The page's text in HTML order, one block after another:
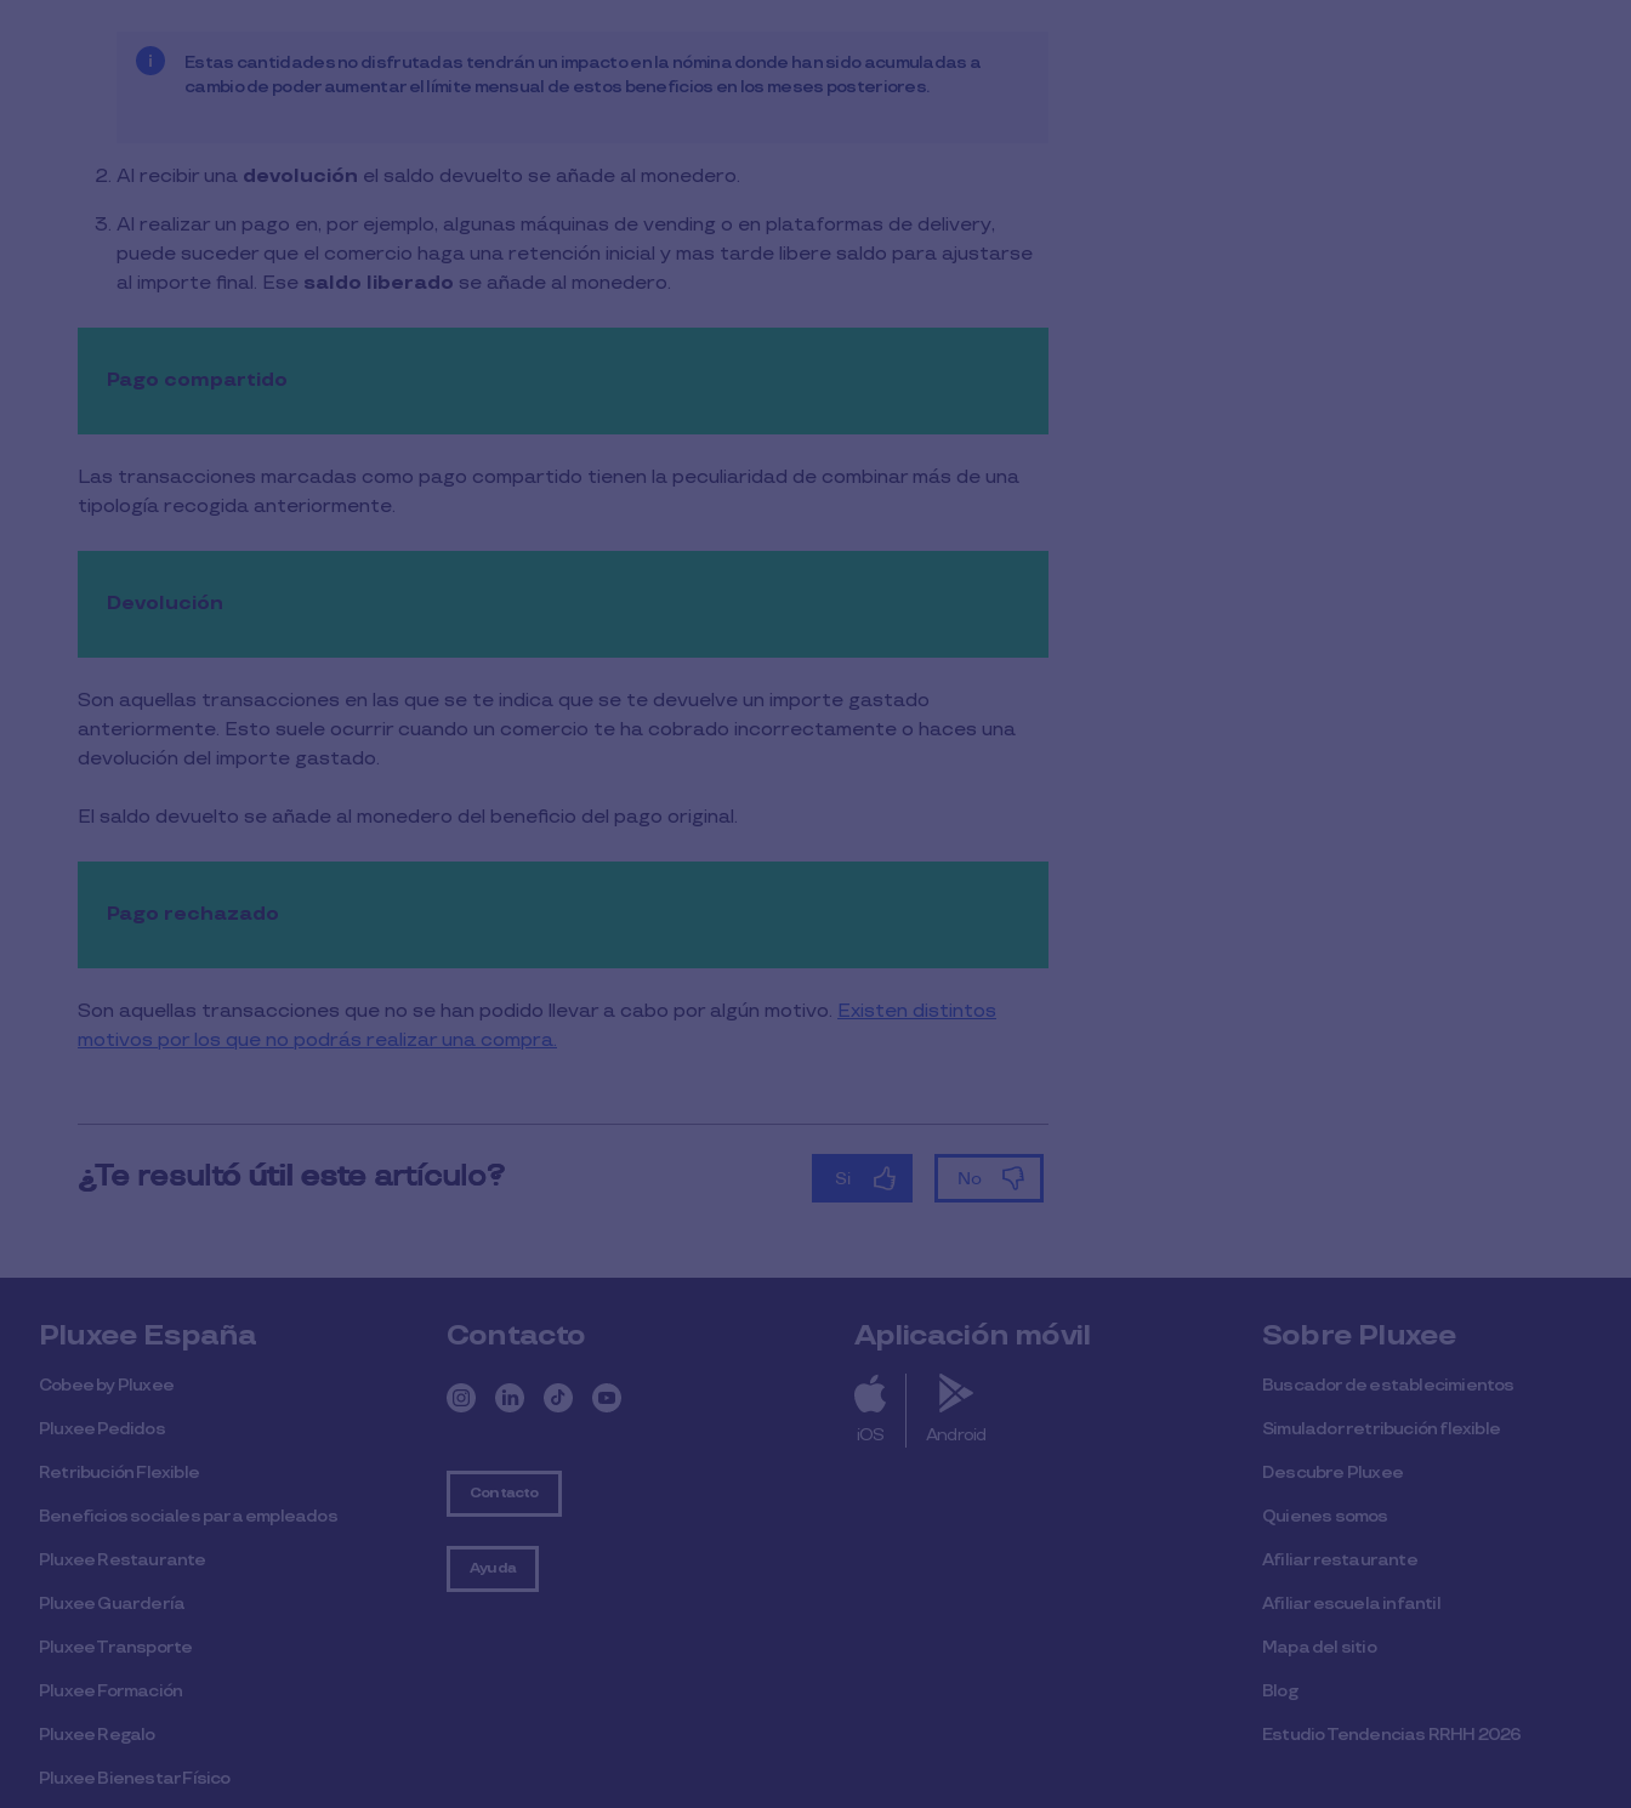
Estas cantidades no disfrutadas tendrán un impacto en la nómina donde han sido acumuladas a
cambio de poder aumentar el límite mensual de estos beneficios en los meses posteriores.
Al recibir una devolución el saldo devuelto se añade al monedero.
Al realizar un pago en, por ejemplo, algunas máquinas de vending o en plataformas de delivery,
puede suceder que el comercio haga una retención inicial y mas tarde libere saldo para ajustarse
al importe final. Ese saldo liberado se añade al monedero.
Pago compartido
Las transacciones marcadas como pago compartido tienen la peculiaridad de combinar más de una
tipología recogida anteriormente.
Devolución
Son aquellas transacciones en las que se te indica que se te devuelve un importe gastado
anteriormente. Esto suele ocurrir cuando un comercio te ha cobrado incorrectamente o haces una
devolución del importe gastado.
El saldo devuelto se añade al monedero del beneficio del pago original.
Pago rechazado
Son aquellas transacciones que no se han podido llevar a cabo por algún motivo. Existen distintos
motivos por los que no podrás realizar una compra.
Pluxee España
Cobee by Pluxee
Pluxee Pedidos
Retribución Flexible
Beneficios sociales para empleados
Pluxee Restaurante
Pluxee Guardería
Pluxee Transporte
Pluxee Formación
Pluxee Regalo
Pluxee Bienestar Físico
Contacto
Contacto
Ayuda
Aplicación móvil
iOS Android
Sobre Pluxee
Buscador de establecimientos
Simulador retribución flexible
Descubre Pluxee
Quienes somos
Afiliar restaurante
Afiliar escuela infantil
Mapa del sitio
Blog
Estudio Tendencias RRHH 2026